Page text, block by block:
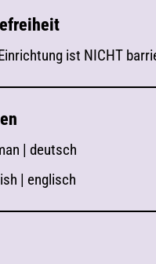
ist NICHT
| deutsch
| englisch